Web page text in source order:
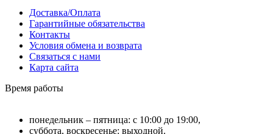
Доставка/Оплата
Гарантийные обязательства
Контакты
Условия обмена и возврата
Связаться с нами
Карта сайта
Время работы
понедельник – пятница: с 10:00 до 19:00,
суббота, воскресенье: выходной.